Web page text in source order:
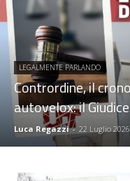
LEGALMENTE PARLANDO
Contrordine, il
autovelox: il
Luca Regazzi - 22 Luglio 2026